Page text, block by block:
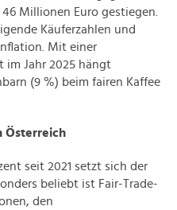
Millionen Euro gestiegen.
Käuferzahlen und
Mit einer
im Jahr 2025 hängt
(9 %) beim fairen Kaffee
Österreich
seit 2021 setzt sich der
beliebt ist Fair-Trade-
den